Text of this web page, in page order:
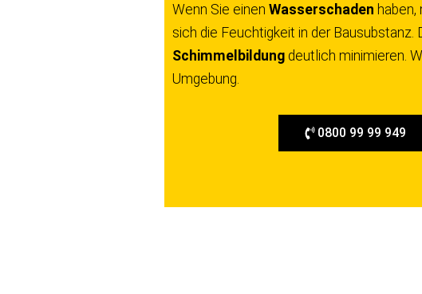
Wenn Sie einenWasserschaden
sich die Feuchtigkeit in der
Schimmelbildung deutlich minimieren.
Umgebung.
0800 99 99 949